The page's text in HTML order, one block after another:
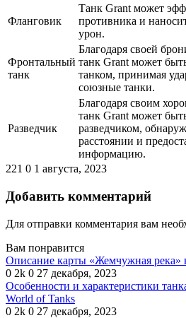
Фланговик
Танк Grant может
противника и
урон.
Фронтальный
танк
Благодаря своей
танк Grant может
танком, принимая
союзные танки.
Разведчик
Благодаря своим
танк Grant может
разведчиком,
расстоянии и
информацию.
221 0 1 августа, 2023
Добавить комментарий
Для отправки комментария вам
Вам понравится
Описание карты «Жемчужная река»
0 2k 0 27 декабря, 2023
Особенности и характеристики
World of Tanks
0 2k 0 27 декабря, 2023